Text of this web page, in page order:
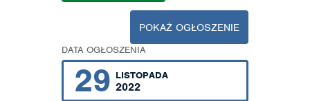
POKAŻ OGŁOSZENIE
DATA OGŁOSZENIA
29 LISTOPADA
2022